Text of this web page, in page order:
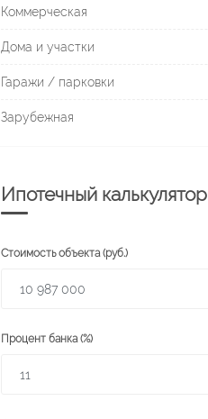
Коммерческая
Дома и участки
Гаражи / парковки
Зарубежная
Ипотечный калькулятор
Стоимость объекта (руб.)
Процент банка (%)